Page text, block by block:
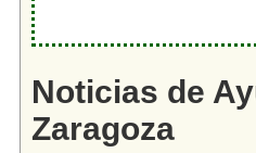
Noticias de
Zaragoza